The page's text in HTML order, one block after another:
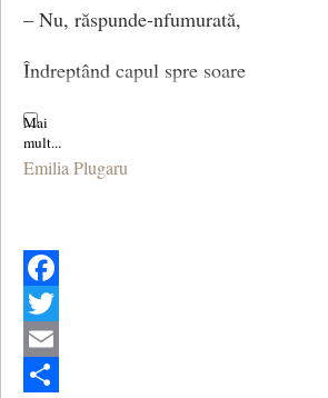
– Nu, răspunde-nfumurată,
Îndreptând capul spre soare
Floarea care printre flori,
Este-n codru cea mai mare.
Nu e alta-aici ca mine
O zeiţă sunt doar eu!
– Ah, îi zice atunci pădurea,
Emilia Plugaru
Facebook
Twitter
Email